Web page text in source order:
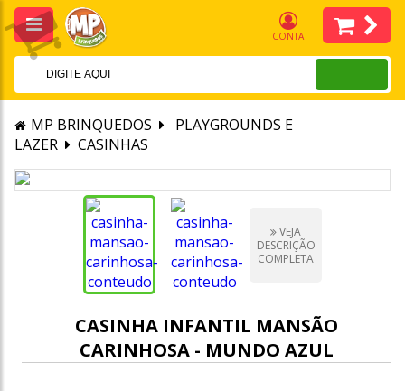
CONTA
MP BRINQUEDOS
PLAYGROUNDS E
LAZER
CASINHAS
VEJA
DESCRIÇÃO
COMPLETA
CASINHA INFANTIL MANSÃO
CARINHOSA - MUNDO AZUL